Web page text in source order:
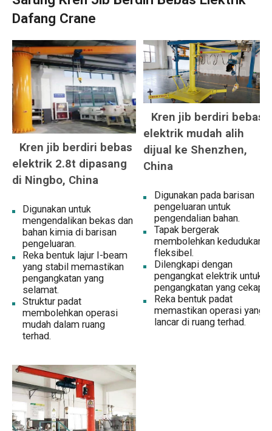
Dafang Crane
Kren jib berdiri bebas
elektrik 2.8t dipasang
di Ningbo, China
Digunakan untuk
mengendalikan bekas dan
bahan kimia di barisan
pengeluaran.
Reka bentuk lajur I-beam
yang stabil memastikan
pengangkatan yang
selamat.
Struktur padat
membolehkan operasi
mudah dalam ruang
terhad.
Kren jib berdiri bebas
elektrik mudah alih
dijual ke Shenzhen,
China
Digunakan pada barisan
pengeluaran untuk
pengendalian bahan.
Tapak bergerak
membolehkan kedudukan
fleksibel.
Dilengkapi dengan
pengangkat elektrik untuk
pengangkatan yang cekap.
Reka bentuk padat
memastikan operasi yang
lancar di ruang terhad.